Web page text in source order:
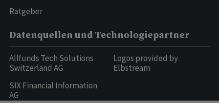
Ratgeber
Datenquellen und Technologiepartner
Allfunds Tech Solutions
Switzerland AG
SIX Financial Information
AG
Logos provided by
Elbstream